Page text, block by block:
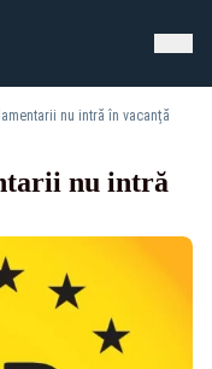
nu intră în vacanță
nu intră